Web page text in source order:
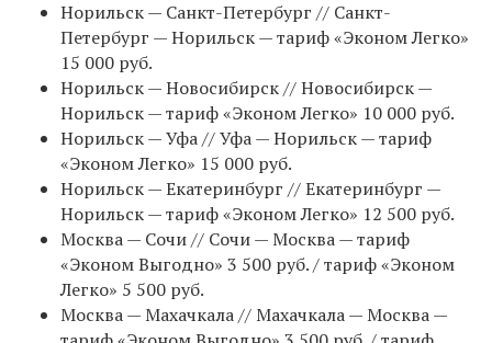
Норильск — Санкт-Петербург // Санкт-
Петербург — Норильск — тариф «Эконом Легко»
15 000 руб.
Норильск — Новосибирск // Новосибирск —
Норильск — тариф «Эконом Легко» 10 000 руб.
Норильск — Уфа // Уфа — Норильск — тариф
«Эконом Легко» 15 000 руб.
Норильск — Екатеринбург // Екатеринбург —
Норильск — тариф «Эконом Легко» 12 500 руб.
Москва — Сочи // Сочи — Москва — тариф
«Эконом Выгодно» 3 500 руб. / тариф «Эконом
Легко» 5 500 руб.
Москва — Махачкала // Махачкала — Москва —